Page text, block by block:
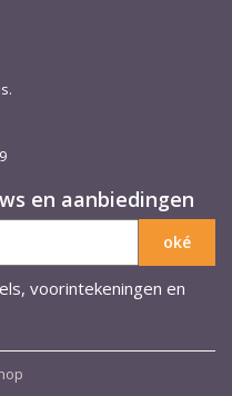
en aanbiedingen
voorintekeningen en